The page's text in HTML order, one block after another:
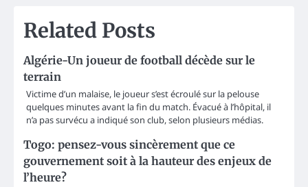
Related Posts
Algérie-Un joueur de football décède sur le
terrain
Victime d’un malaise, le joueur s’est écroulé sur la pelouse
quelques minutes avant la fin du match. Évacué à l’hôpital, il
n’a pas survécu a indiqué son club, selon plusieurs médias.
Togo: pensez-vous sincèrement que ce
gouvernement soit à la hauteur des enjeux de
l’heure?